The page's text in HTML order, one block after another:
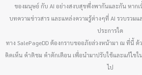
ของมนุษย์ กับ AI อย่างสงบสุขพึ่งพากันและกัน หาก
บทความข่าวสาร และแหล่งความรู้ต่างๆที่ AI รวบรวม
ประการใด
ทาง SalePageDD ต้องกราบขออภัยล่วงหน้ามา ณ ที่นี้
คิดเห็น คำติชม คำตักเตือน เพื่อนำมาปรับใช้และแก้ไขใ
ไป